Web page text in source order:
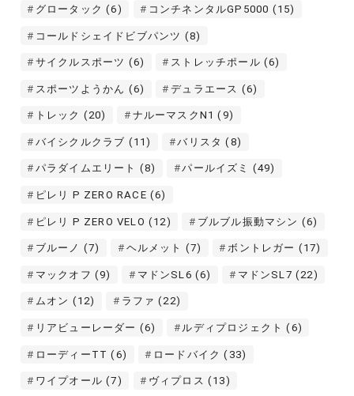
グロータック (6) コンチネンタルGP5000 (15)
コールドシェイドビブパンツ (8)
サイクルスポーツ (6) ストレッチポール (6)
スポーツようかん (6) デュラエース (6)
トレック (20) ナルーマスクN1 (9)
バイシクルクラブ (11) バリスタ (8)
パラダイムエリート (8) パールイズミ (49)
ピレリ P ZERO RACE (6)
ピレリ P ZERO VELO (12) ブルブル振動マシン (6)
ブルーノ (7) ヘルメット (7) ボントレガー (17)
マックオフ (9) マドンSL6 (6) マドンSL7 (22)
ムオン (12) ラファ (22)
リアビューレーダー (6) ルディプロジェクト (6)
ローディーTT (6) ロードバイク (33)
ワイプオール (7) ヴィプロス (13)